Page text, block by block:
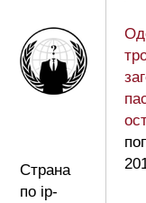
Страна
по ip-